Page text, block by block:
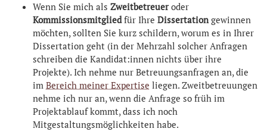
Wenn Sie mich als Zweitbetreueroder
Kommissionsmitgliedfür Ihre Dissertationgewinnen
möchten, sollten Sie kurz schildern, worum es in Ihrer
Dissertation geht (in der Mehrzahl solcher Anfragen
schreiben die Kandidat:innen nichts über ihre
Projekte). Ich nehme nur Betreuungsanfragen an, die
im Bereich meiner Expertise liegen. Zweitbetreuungen
nehme ich nur an, wenn die Anfrage so früh im
Projektablauf kommt, dass ich noch
Mitgestaltungsmöglichkeiten habe.